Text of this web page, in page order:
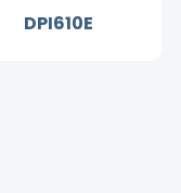
DPI610E